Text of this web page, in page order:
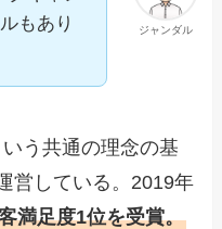
ジャンダル
もあり
いう共通の理念の基
営している。2019年
満足度1位を受賞。